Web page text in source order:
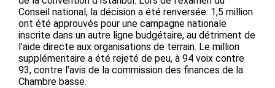
Conseil national, la décision a été renversée: 1,5 million
ont été approuvés pour une campagne nationale
inscrite dans un autre ligne budgétaire, au détriment de
l’aide directe aux organisations de terrain. Le million
supplémentaire a été rejeté de peu, à 94 voix contre
93, contre l’avis de la commission des finances de la
Chambre basse.